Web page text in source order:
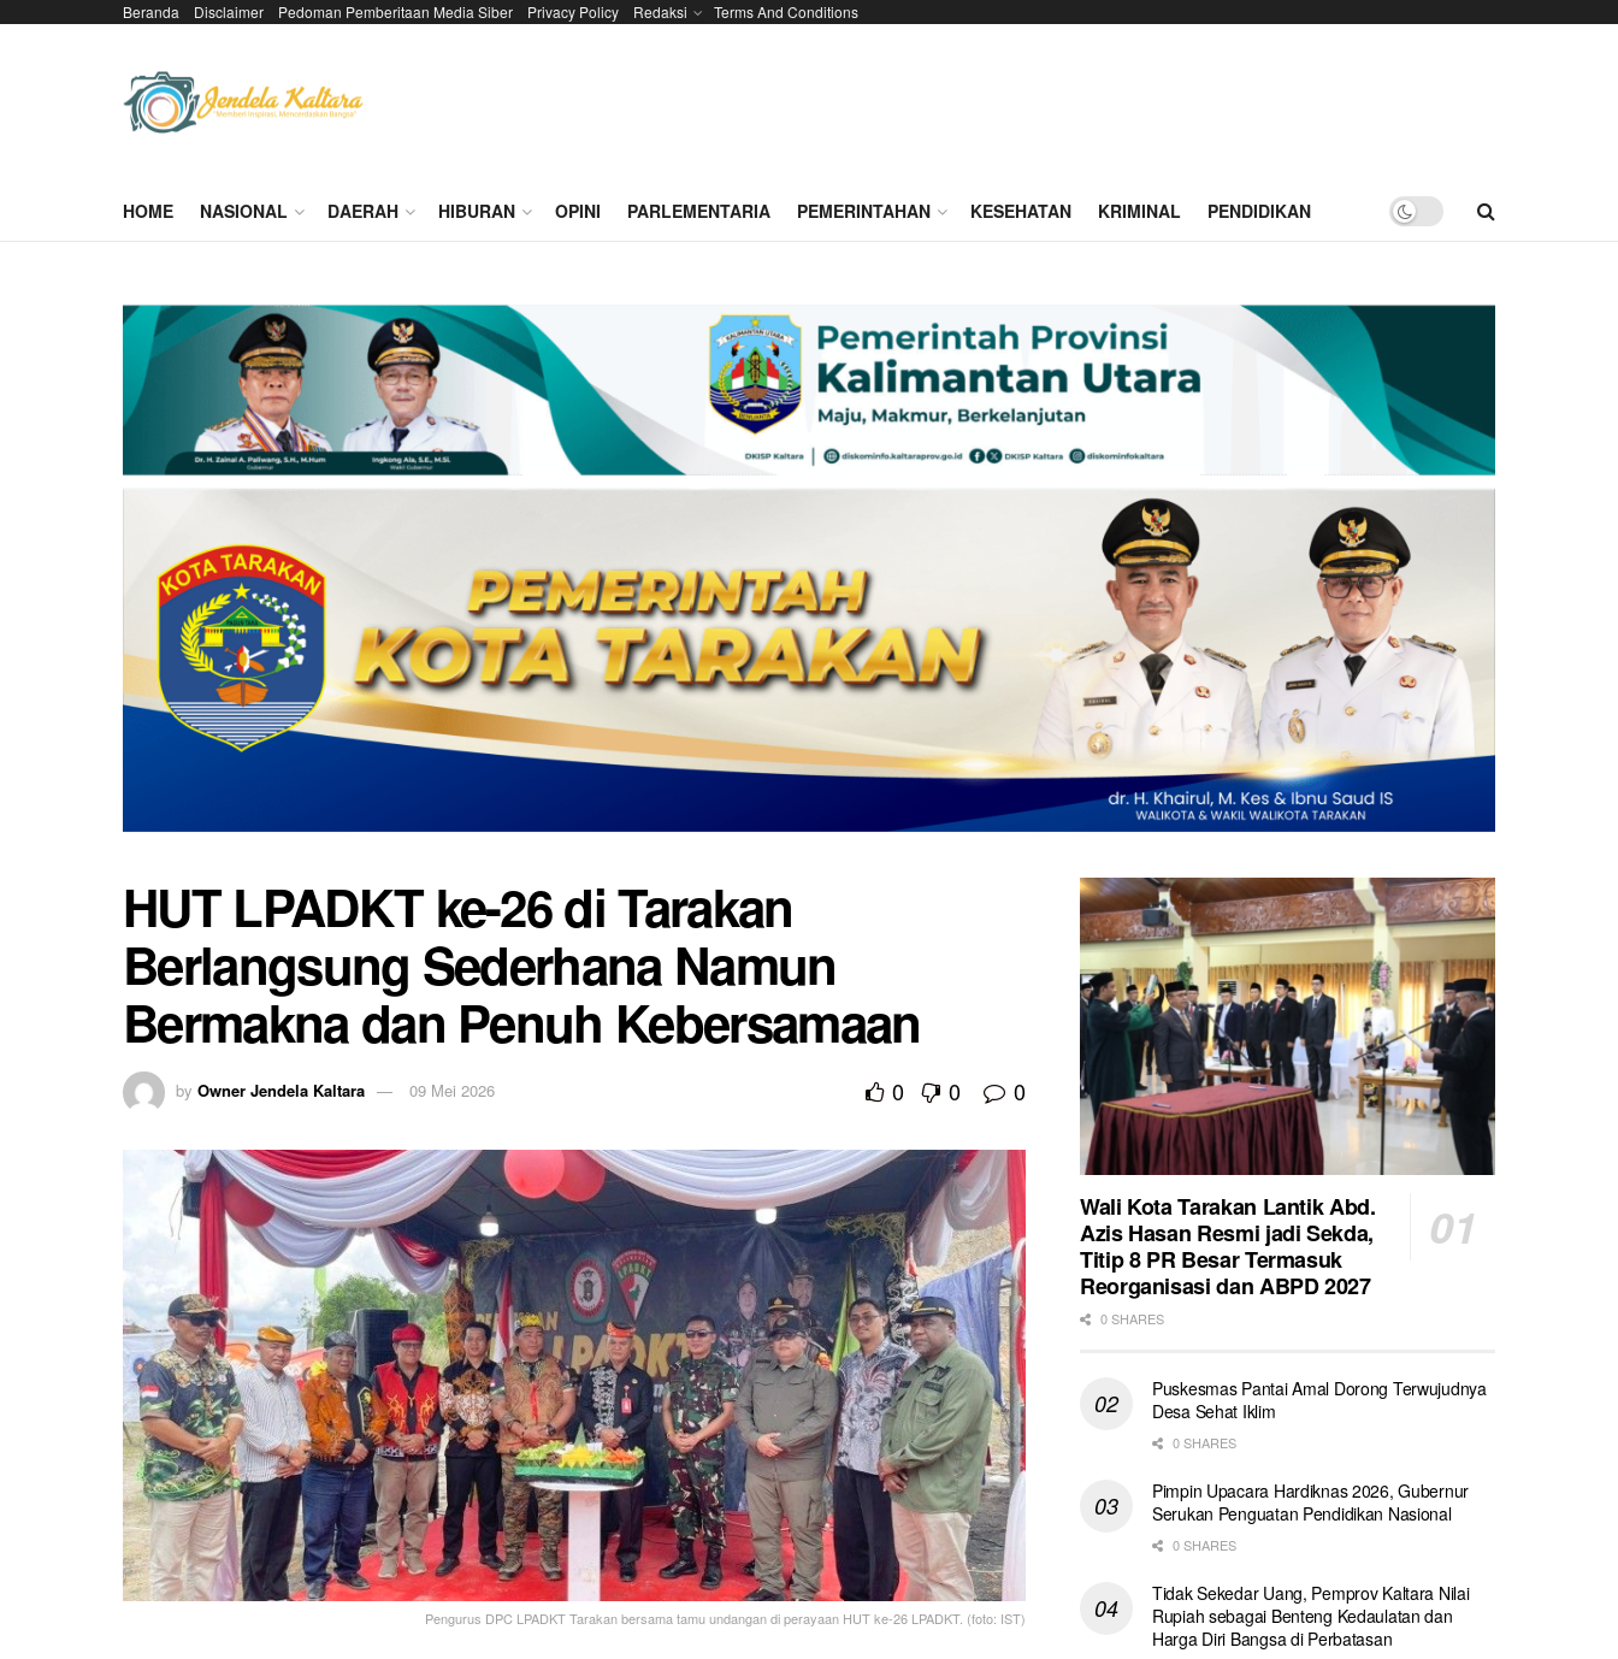
Beranda Disclaimer Pedoman Pemberitaan Media Siber Privacy Policy Redaksi Terms And Conditions
HOME NASIONAL DAERAH HIBURAN OPINI PARLEMENTARIA PEMERINTAHAN KESEHATAN KRIMINAL PENDIDIKAN
HUT LPADKT ke-26 di Tarakan
Berlangsung Sederhana Namun
Bermakna dan Penuh Kebersamaan
by Owner Jendela Kaltara 09 Mei 2026 0 0 0
Pengurus DPC LPADKT Tarakan bersama tamu undangan di perayaan HUT ke-26 LPADKT. (foto: IST)
Wali Kota Tarakan Lantik Abd.
Azis Hasan Resmi jadi Sekda,
Titip 8 PR Besar Termasuk
Reorganisasi dan ABPD 2027
0 SHARES
Puskesmas Pantai Amal Dorong Terwujudnya
Desa Sehat Iklim
0 SHARES
Pimpin Upacara Hardiknas 2026, Gubernur
Serukan Penguatan Pendidikan Nasional
0 SHARES
Tidak Sekedar Uang, Pemprov Kaltara Nilai
Rupiah sebagai Benteng Kedaulatan dan
Harga Diri Bangsa di Perbatasan